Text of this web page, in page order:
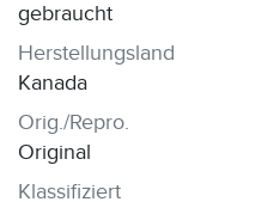
gebraucht
Herstellungsland
Kanada
Orig./Repro.
Original
Klassifiziert